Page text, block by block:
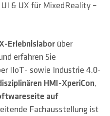
& UX für MixedReality –
Erlebnislabor über
erfahren Sie
IIoT- sowie Industrie 4.0-
HMI-XperiCon,
auf
Fachausstellung ist